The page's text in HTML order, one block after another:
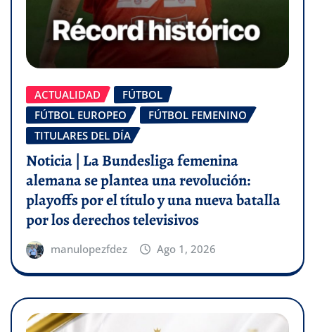
ACTUALIDAD
FÚTBOL
FÚTBOL EUROPEO
FÚTBOL FEMENINO
TITULARES DEL DÍA
Noticia | La Bundesliga femenina
alemana se plantea una revolución:
playoffs por el título y una nueva batalla
por los derechos televisivos
manulopezfdez Ago 1, 2026